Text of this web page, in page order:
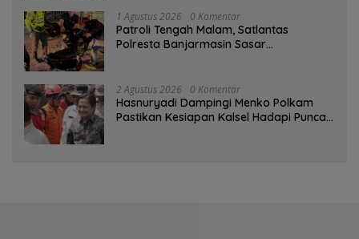
1 Agustus 2026 0 Komentar
Patroli Tengah Malam, Satlantas
Polresta Banjarmasin Sasar
2 Agustus 2026 0 Komentar
Hasnuryadi Dampingi Menko Polkam
Pastikan Kesiapan Kalsel Hadapi Puncak